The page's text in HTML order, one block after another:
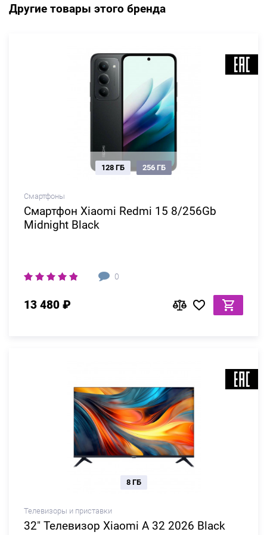
Другие товары этого бренда
Смартфоны
Смартфон Xiaomi Redmi 15 8/256Gb
Midnight Black
0
128 ГБ 256 ГБ
13 480 ₽
Телевизоры и приставки
32" Телевизор Xiaomi A 32 2026 Black
8 ГБ